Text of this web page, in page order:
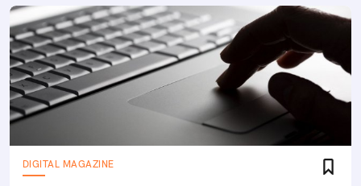
DIGITAL MAGAZINE